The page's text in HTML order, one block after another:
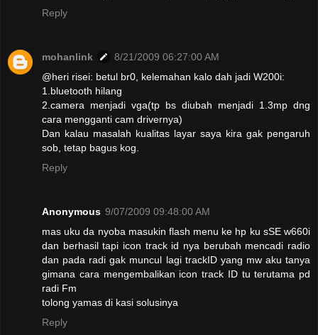
Reply
mohanlink
8/21/2009 06:27:00 AM
@heri risei: betul br0, kelemahan kalo dah jadi W200i:
1.bluetooth hilang
2.camera menjadi vga(tp bs diubah menjadi 1.3mp dng
cara mengganti cam drivernya)
Dan kalau masalah kualitas layar saya kira gak pengaruh
sob, tetap bagus kog.
Reply
Anonymous 9/07/2009 09:48:00 AM
mas uku da nyoba masukin flash menu ke hp ku sSE w660i
dan berhasil tapi icon track id nya berubah mencadi radio
dan pada radi gak muncul lagi trackID yang mw aku tanya
gimana cara mengembalikan icon track ID tu terutama pd
radi Fm
tolong yamas di kasi solusinya
Reply